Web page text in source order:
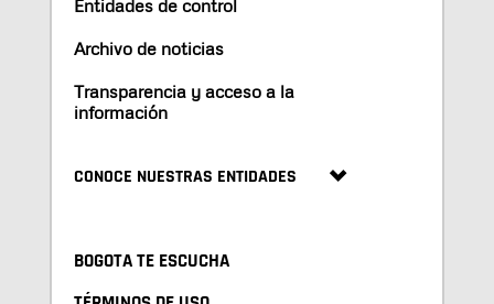
Entidades de control
Archivo de noticias
Transparencia y acceso a la
información
CONOCE NUESTRAS ENTIDADES
BOGOTA TE ESCUCHA